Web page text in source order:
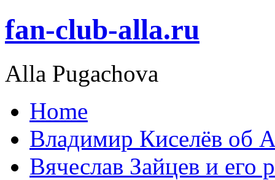
fan-club-alla.ru
Alla Pugachova
Home
Владимир Киселёв об
Вячеслав Зайцев и его